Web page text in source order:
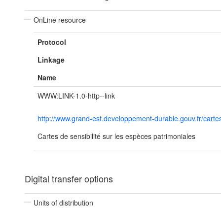
OnLine resource
Protocol
Linkage
Name
WWW:LINK-1.0-http--link
http://www.grand-est.developpement-durable.gouv.fr/
Cartes de sensibilité sur les espèces patrimoniales
Digital transfer options
Units of distribution